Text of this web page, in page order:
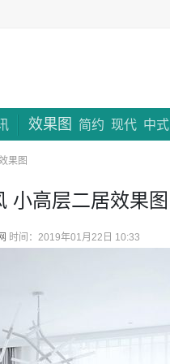
效果图 简约 现代 中式
果图
小高层二居效果图
时间：2019年01月22日 10:33